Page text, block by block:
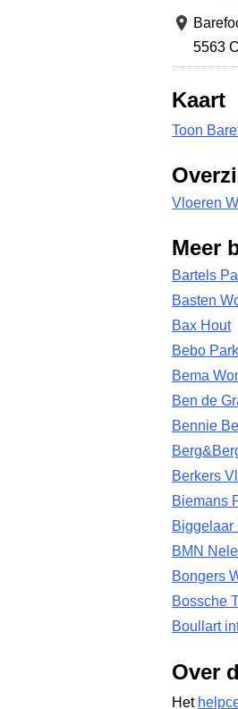
5563
Kaart
Toon
Vloeren
Meer
Bartels
Basten
Bax Hout
Bebo
Bema
Ben de
Bennie
Berkers
Biemans
Biggelaar
BMN
Bongers
Bossche
Boullart
Over
Het